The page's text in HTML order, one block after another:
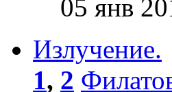
05 янв
Излучение.
1, 2